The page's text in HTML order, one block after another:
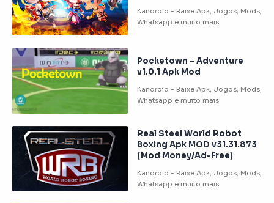
Pocketown – Adventure
v1.0.1 Apk Mod
Real Steel World Robot
Boxing Apk MOD v31.31.873
(Mod Money/Ad-Free)